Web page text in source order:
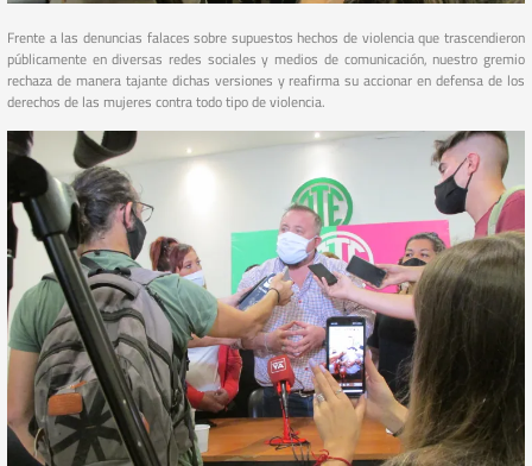
Frente a las denuncias falaces sobre supuestos hechos de violencia que trascendieron
públicamente en diversas redes sociales y medios de comunicación, nuestro gremio
rechaza de manera tajante dichas versiones y reafirma su accionar en defensa de los
derechos de las mujeres contra todo tipo de violencia.